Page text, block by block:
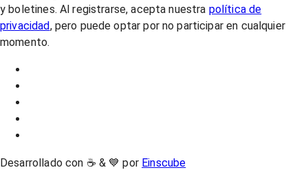
y boletines. Al registrarse, acepta nuestra política de
privacidad, pero puede optar por no participar en cualquier
momento.
Desarrollado con ☕ & 💙 por Einscube